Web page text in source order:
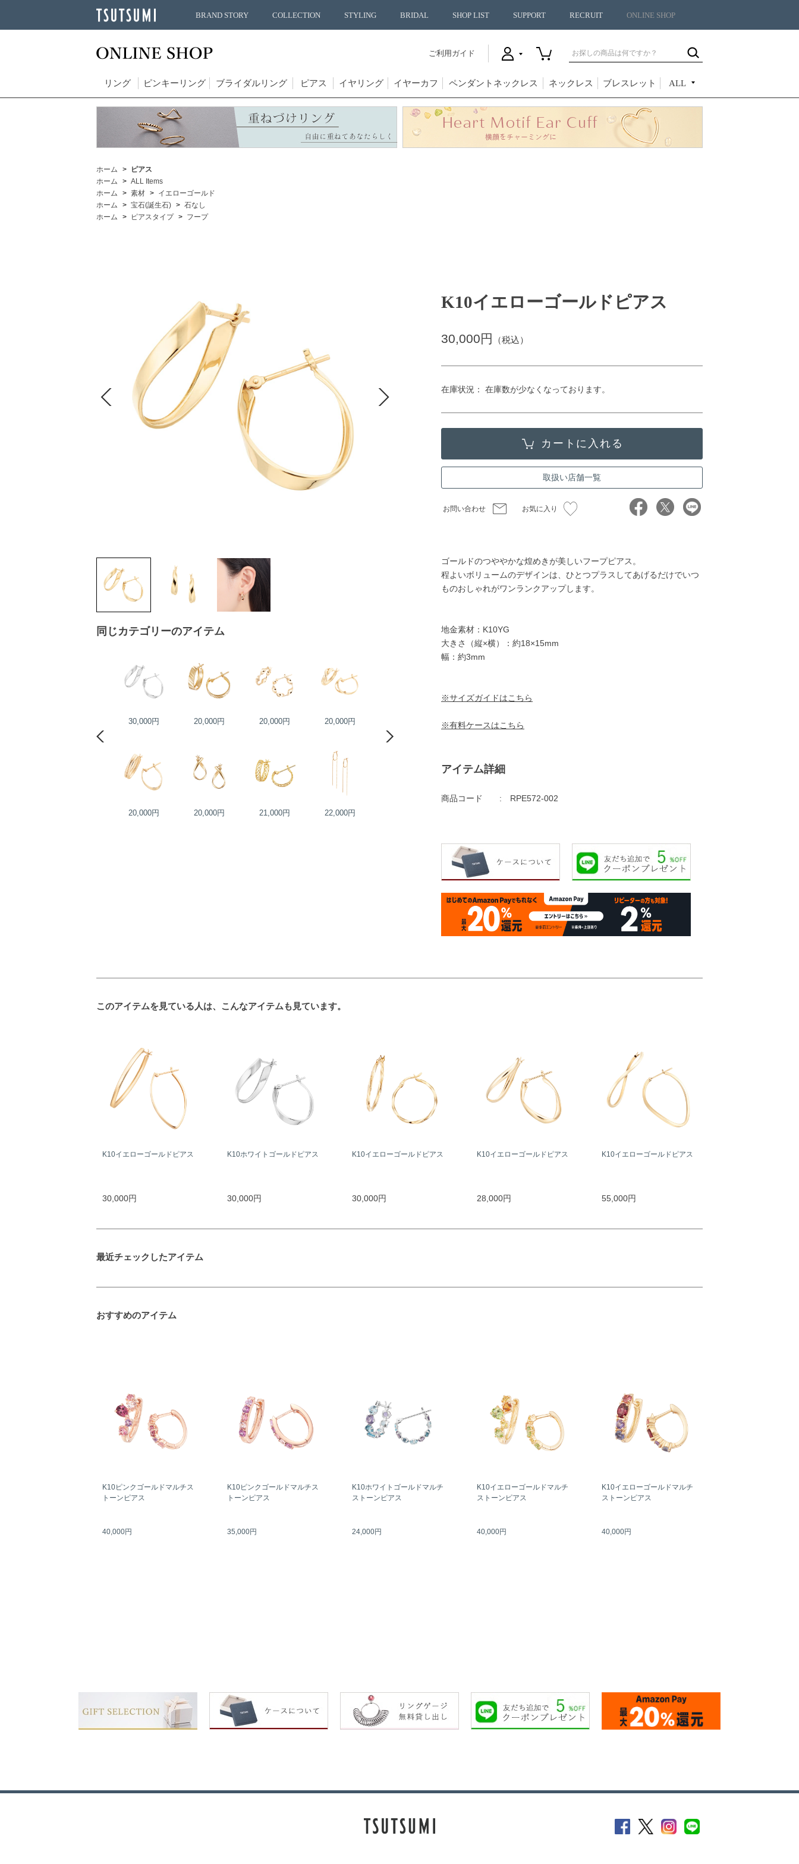
BRAND STORY COLLECTION STYLING BRIDAL SHOP LIST SUPPORT RECRUIT ONLINE SHOP
ご利用ガイド
リング ピンキーリング ブライダルリング ピアス イヤリング イヤーカフ ペンダントネックレス ネックレス ブレスレット ALL
ホーム
ピアス
ホーム
ALL Items
ホーム
素材
イエローゴールド
ホーム
宝石(誕生石)
石なし
ホーム
ピアスタイプ フープ
同じカテゴリーのアイテム
30,000円 20,000円 20,000円 20,000円
20,000円 20,000円 21,000円 22,000円
22,000円 23,000円
K10イエローゴールドピアス
30,000円 （税込）
在庫状況： 在庫数が少なくなっております。
取扱い店舗一覧
お問い合わせ お気に入り
ゴールドのつややかな煌めきが美しいフープピアス。
程よいボリュームのデザインは、ひとつプラスしてあげるだけでいつ
ものおしゃれがワンランクアップします。
地金素材：K10YG
大きさ（縦×横）：約18×15mm
幅：約3mm
※サイズガイドはこちら
※有料ケースはこちら
アイテム詳細
商品コード RPE572-002
このアイテムを見ている人は、こんなアイテムも見ています。
K10イエローゴールドピアス
30,000円
K10ホワイトゴールドピアス
30,000円
K10イエローゴールドピアス
30,000円
K10イエローゴールドピアス
28,000円
K10イエローゴールドピアス
55,000円
最近チェックしたアイテム
おすすめのアイテム
K10ピンクゴールドマルチス
トーンピアス
40,000円
K10ピンクゴールドマルチス
トーンピアス
35,000円
K10ホワイトゴールドマルチ
ストーンピアス
24,000円
K10イエローゴールドマルチ
ストーンピアス
40,000円
K10イエローゴールドマルチ
ストーンピアス
40,000円